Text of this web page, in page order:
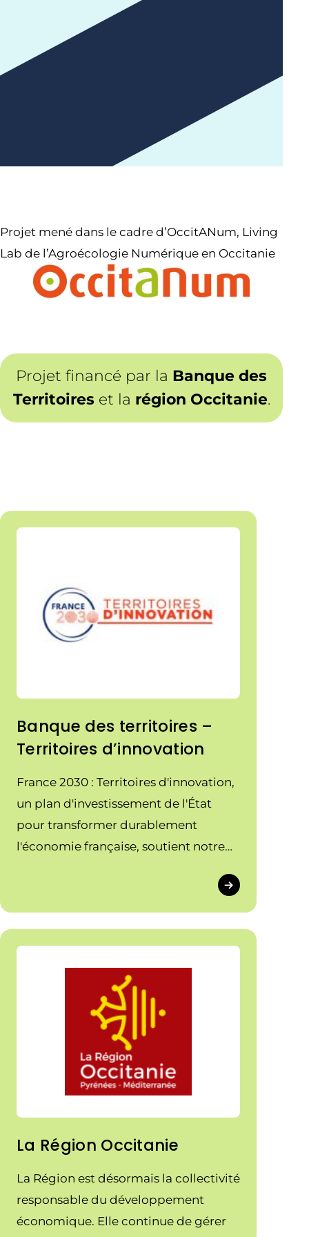
Projet mené dans le cadre d’OccitANum, Living
Lab de l’Agroécologie Numérique en Occitanie
Projet financé par la Banque des
Territoireset la région Occitanie.
Banque des territoires –
Territoires d’innovation
France 2030 : Territoires d'innovation,
un plan d'investissement de l'État
pour transformer durablement
l'économie française, soutient notre
partenaire nous accompagne dans
notre démarche de développement
et d'innovation. Le plan vise à
accélérer la transition écologique et à
renforcer la compétitivité de
l'industrie française, des objectifs que
nous partageons et qui sont au cœur
de notre action.
La Région Occitanie
La Région est désormais la collectivité
responsable du développement
économique. Elle continue de gérer